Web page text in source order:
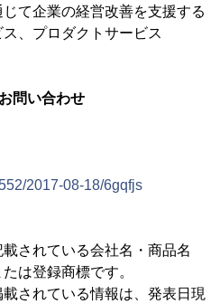
て企業の経営改善を支援する
、プロダクトサービス
問い合わせ
2017-08-18/6gqfjs
されている会社名・商品名
は登録商標です。
されている情報は、発表日現